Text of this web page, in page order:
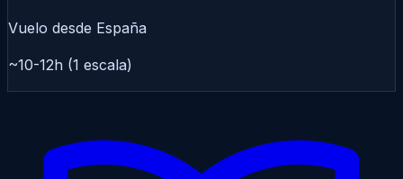
Vuelo desde España
~10-12h (1 escala)